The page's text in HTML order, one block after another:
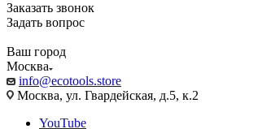
Заказать звонок
Задать вопрос
Ваш город
Москва
info@ecotools.store
Москва, ул. Гвардейская, д.5, к.2
YouTube